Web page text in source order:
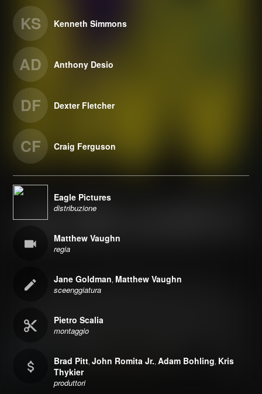
KS Kenneth Simmons
AD Anthony Desio
DF Dexter Fletcher
CF Craig Ferguson
Eagle Pictures
distribuzione
Matthew Vaughn
regia
Jane Goldman, Matthew Vaughn
sceenggiatura
Pietro Scalia
montaggio
Brad Pitt,John Romita Jr.,Adam Bohling, Kris
Thykier
produttori